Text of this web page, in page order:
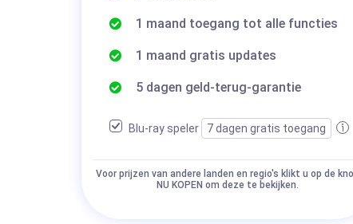
1 maand toegang tot alle functies
1 maand gratis updates
5 dagen geld-terug-garantie
Blu-ray speler 7 dagen gratis toegang
Voor prijzen van andere landen en regio's klikt u op de
NU KOPEN om deze te bekijken.